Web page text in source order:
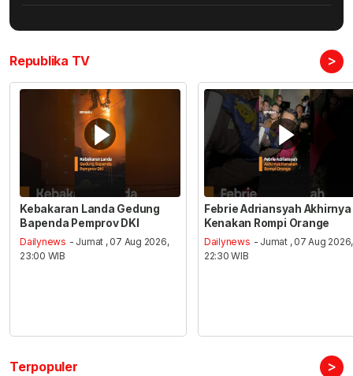
Republika TV >
Kebakaran Landa Gedung
Bapenda Pemprov DKI
Dailynews - Jumat , 07 Aug 2026,
23:00 WIB
Febrie Adriansyah Akhirnya
Kenakan Rompi Orange
Dailynews - Jumat , 07 Aug 2026,
22:30 WIB
Terpopuler >